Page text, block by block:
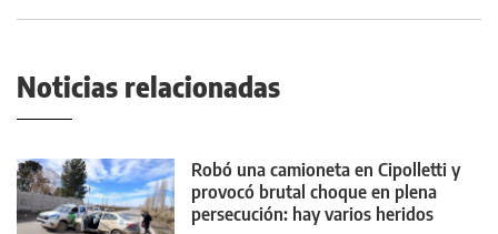
Noticias relacionadas
Robó una camioneta en Cipolletti y
provocó brutal choque en plena
persecución: hay varios heridos